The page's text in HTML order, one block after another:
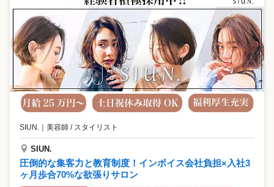
SIUN. ｜ 美容師 / スタイリスト
SIUN.
圧倒的な集客力と教育制度！インボイス会社負担×入社3
ヶ月歩合70%な欲張りサロン